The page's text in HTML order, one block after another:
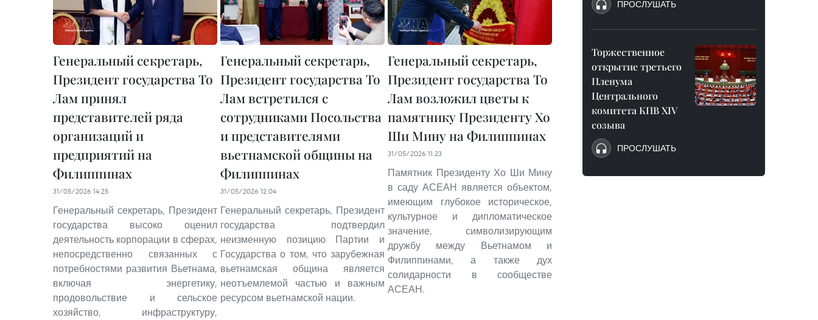
Генеральный секретарь,
Президент государства То
Лам принял
представителей ряда
организаций и
предприятий на
Филиппинах
31/05/2026 14:25
Генеральный секретарь, Президент
государства высоко оценил
деятельность корпорации в сферах,
непосредственно связанных с
потребностями развития Вьетнама,
включая энергетику,
продовольствие и сельское
хозяйство, инфраструктуру,
Генеральный секретарь,
Президент государства То
Лам встретился с
сотрудниками Посольства
и представителями
вьетнамской общины на
Филиппинах
31/05/2026 12:04
Генеральный секретарь, Президент
государства подтвердил
неизменную позицию Партии и
Государства о том, что зарубежная
вьетнамская община является
неотъемлемой частью и важным
ресурсом вьетнамской нации.
Генеральный секретарь,
Президент государства То
Лам возложил цветы к
памятнику Президенту Хо
Ши Мину на Филиппинах
31/05/2026 11:23
Памятник Президенту Хо Ши Мину
в саду АСЕАН является объектом,
имеющим глубокое историческое,
культурное и дипломатическое
значение, символизирующим
дружбу между Вьетнамом и
Филиппинами, а также дух
солидарности в сообществе
АСЕАН.
ПРОСЛУШАТЬ
Торжественное
открытие третьего
Пленума
Центрального
комитета КПВ XIV
созыва
ПРОСЛУШАТЬ